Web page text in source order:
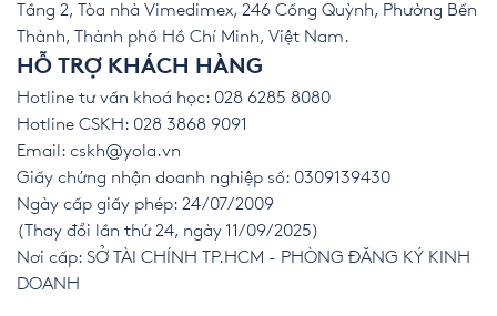
Tầng 2, Tòa nhà Vimedimex, 246 Cống Quỳnh, Phường Bến
Thành, Thành phố Hồ Chí Minh, Việt Nam.
HỖ TRỢ KHÁCH HÀNG
Hotline tư vấn khoá học: 028 6285 8080
Hotline CSKH: 028 3868 9091
Email: cskh@yola.vn
Giấy chứng nhận doanh nghiệp số: 0309139430
Ngày cấp giấy phép: 24/07/2009
(Thay đổi lần thứ 24, ngày 11/09/2025)
Nơi cấp: SỞ TÀI CHÍNH TP.HCM - PHÒNG ĐĂNG KÝ KINH
DOANH